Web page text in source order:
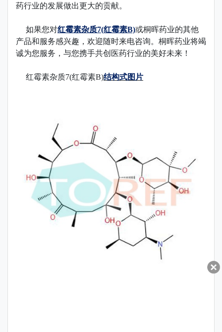
药行业的发展做出更大的贡献。
如果您对红霉素杂质7(红霉素B)或桐晖药业的其他
产品和服务感兴趣，欢迎随时来电咨询。桐晖药业将竭
诚为您服务，与您携手共创医药行业的美好未来！
红霉素杂质7(红霉素B)结构式图片